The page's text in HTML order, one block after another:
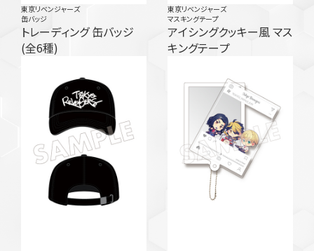
東京リベンジャーズ
缶バッジ
トレーディング 缶バッジ
(全6種)
東京リベンジャーズ
マスキングテープ
アイシングクッキー風 マス
キングテープ